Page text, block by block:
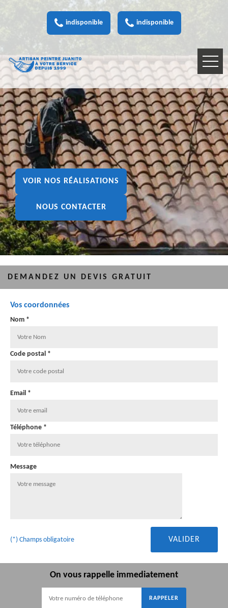
indisponible indisponible
VOIR NOS RÉALISATIONS
NOUS CONTACTER
DEMANDEZ UN DEVIS GRATUIT
Vos coordonnées
Nom *
Code postal *
Email *
Téléphone *
Message
(*) Champs obligatoire
On vous rappelle immediatement